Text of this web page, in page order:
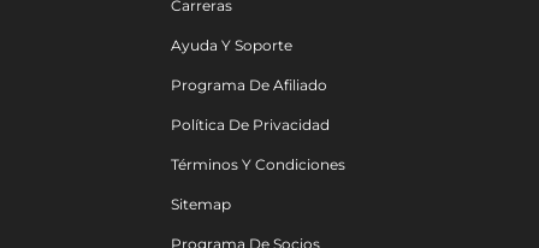
Carreras
Ayuda Y Soporte
Programa De Afiliado
Política De Privacidad
Términos Y Condiciones
Sitemap
Programa De Socios